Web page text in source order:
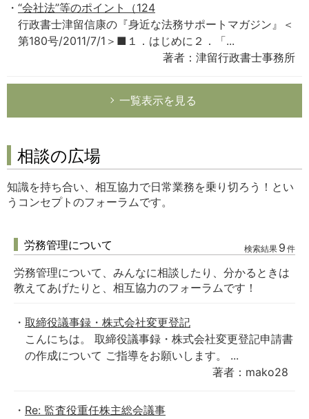
“会社法”等のポイント（124
行政書士津留信康の『身近な法務サポートマガジン』＜
第180号/2011/7/1＞■１．はじめに２．「...
著者：津留行政書士事務所
一覧表示を見る
相談の広場
知識を持ち合い、相互協力で日常業務を乗り切ろう！とい
うコンセプトのフォーラムです。
労務管理について 検索結果 9 件
労務管理について、みんなに相談したり、分かるときは
教えてあげたりと、相互協力のフォーラムです！
取締役議事録・株式会社変更登記
こんにちは。 取締役議事録・株式会社変更登記申請書
の作成について ご指導をお願いします。 ...
著者：mako28
Re: 監査役重任株主総会議事